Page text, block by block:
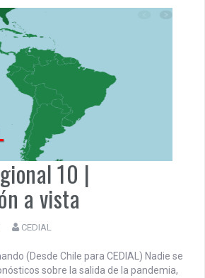
10 |
a vista
CEDIAL
(Desde Chile para CEDIAL) Nadie se
sobre la salida de la pandemia,